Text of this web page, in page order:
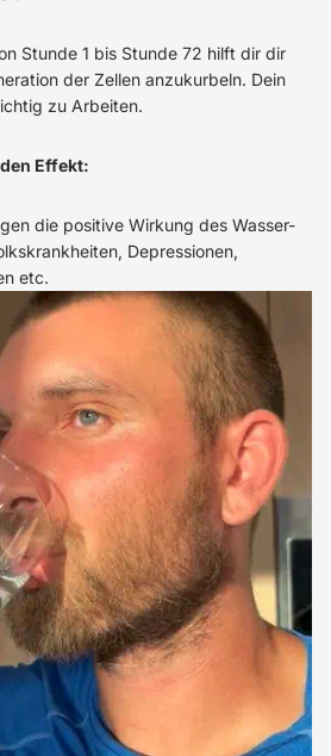
Stunde 1 bis Stunde 72 hilft dir dir
der Zellen anzukurbeln. Dein
zu Arbeiten.
Effekt:
die positive Wirkung des Wasser-
Depressionen,
etc.